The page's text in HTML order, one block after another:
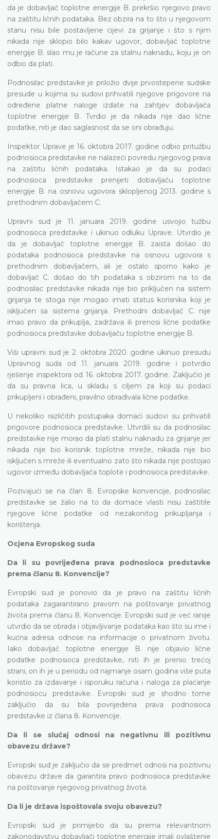
da je dobavljač toplotne energije B. prekršio njegovo pravo
na zaštitu ličnih podataka. Bez obzira na to što u njegovom
stanu nisu bile postavljene cijevi za grijanje i što s njim
nikada nije sklopio bilo kakav ugovor, dobavljač toplotne
energije B. slao mu je račune za stalnu naknadu, koju je on
odbio da plati.
Podnosilac predstavke je priložio dvije prvostepene sudske
presude u kojima su sudovi prihvatili njegove prigovore na
određene platne naloge izdate na zahtjev dobavljača
toplotne energije B. Tvrdio je da nikada nije dao lične
podatke, niti je dao saglasnost da se oni obrađuju.
Inspektor Uprave je 16. oktobra 2017. godine odbio pritužbu
podnosioca predstavke ne nalazeći povredu njegovog prava
na zaštitu ličnih podataka. Istakao je da su podaci
podnosioca predstavke prenijeti dobavljaču toplotne
energije B. na osnovu ugovora sklopljenog 2013. godine s
prethodnim dobavljačem C.
Upravni sud je 11. januara 2019. godine usvojio tužbu
podnosioca predstavke i ukinuo odluku Uprave. Utvrdio je
da je dobavljač toplotne energije B. zaista došao do
podataka podnosioca predstavke na osnovu ugovora s
prethodnim dobavljačem, ali je ostalo sporno kako je
dobavljač C. došao do tih podataka s obzirom na to da
podnosilac predstavke nikada nije bio priključen na sistem
grijanja te stoga nije mogao imati status korisnika koji je
isključen sa sistema grijanja. Prethodni dobavljač C. nije
imao pravo da prikuplja, zadržava ili prenosi lične podatke
podnosioca predstavke dobavljaču toplotne energije B.
Viši upravni sud je 2. oktobra 2020. godine ukinuo presudu
Upravnog suda od 11. januara 2019. godine i potvrdio
rješenje inspektora od 16. oktobra 2017. godine. Zaključio je
da su pravna lica, u skladu s ciljem za koji su podaci
prikupljeni i obrađeni, pravilno obrađivala lične podatke.
U nekoliko različitih postupaka domaći sudovi su prihvatili
prigovore podnosioca predstavke. Utvrdili su da podnosilac
predstavke nije morao da plati stalnu naknadu za grijanje jer
nikada nije bio korisnik toplotne mreže, nikada nije bio
isključen s mreže ili eventualno zato što nikada nije postojao
ugovor između dobavljača toplote i podnosioca predstavke.
Pozivajući se na član 8. Evropske konvencije, podnosilac
predstavke se žalio na to da domaće vlasti nisu zaštitile
njegove lične podatke od nezakonitog prikupljanja i
korištenja.
Ocjena Evropskog suda
Da li su povrijeđena prava podnosioca predstavke
prema članu 8. Konvencije?
Evropski sud je ponovio da je pravo na zaštitu ličnih
podataka zagarantirano pravom na poštovanje privatnog
života prema članu 8. Konvencije. Evropski sud je već ranije
utvrdio da se obrada i objavljivanje podataka kao što su ime i
kućna adresa odnose na informacije o privatnom životu.
Iako dobavljač toplotne energije B. nije objavio lične
podatke podnosioca predstavke, niti ih je prenio trećoj
strani, on ih je u periodu od najmanje osam godina više puta
koristio za izdavanje i isporuku računa i naloga za plaćanje
podnosiocu predstavke. Evropski sud je shodno tome
zaključio da su bila povrijeđena prava podnosioca
predstavke iz člana 8. Konvencije.
Da li se slučaj odnosi na negativnu ili pozitivnu
obavezu države?
Evropski sud je zaključio da se predmet odnosi na pozitivnu
obavezu države da garantira pravo podnosioca predstavke
na poštovanje njegovog privatnog života.
Da li je država ispoštovala svoju obavezu?
Evropski sud je primijetio da su prema relevantnom
zakonodavstvu dobavljači toplotne energije imali ovlaštenje